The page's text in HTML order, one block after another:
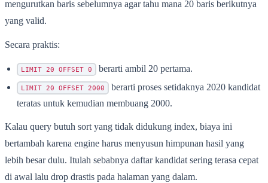
mengurutkan baris sebelumnya agar tahu mana 20 baris berikutnya
yang valid.
Secara praktis:
LIMIT 20 OFFSET 0 berarti ambil 20 pertama.
LIMIT 20 OFFSET 2000
berarti proses setidaknya 2020 kandidat
teratas untuk kemudian membuang 2000.
Kalau query butuh sort yang tidak didukung index, biaya ini
bertambah karena engine harus menyusun himpunan hasil yang
lebih besar dulu. Itulah sebabnya daftar kandidat sering terasa cepat
di awal lalu drop drastis pada halaman yang dalam.